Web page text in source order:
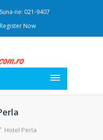
ne: 021-9407
Register Now
Hotel Perla